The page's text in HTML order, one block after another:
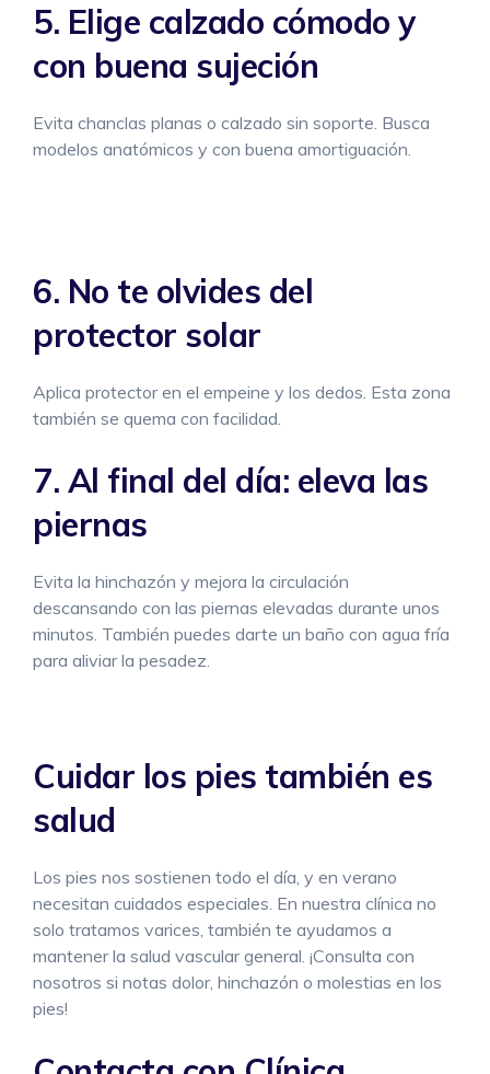
5. Elige calzado cómodo y
con buena sujeción
Evita chanclas planas o calzado sin soporte. Busca
modelos anatómicos y con buena amortiguación.
6. No te olvides del
protector solar
Aplica protector en el empeine y los dedos. Esta zona
también se quema con facilidad.
7. Al final del día: eleva las
piernas
Evita la hinchazón y mejora la circulación
descansando con las piernas elevadas durante unos
minutos. También puedes darte un baño con agua fría
para aliviar la pesadez.
Cuidar los pies también es
salud
Los pies nos sostienen todo el día, y en verano
necesitan cuidados especiales. En nuestra clínica no
solo tratamos varices, también te ayudamos a
mantener la salud vascular general. ¡Consulta con
nosotros si notas dolor, hinchazón o molestias en los
pies!